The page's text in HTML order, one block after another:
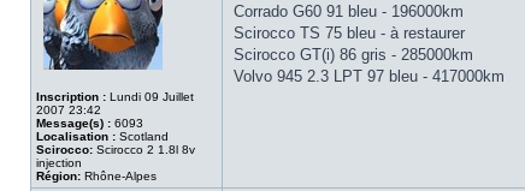
Inscription : Lundi 09 Juillet
2007 23:42
Message(s) : 6093
Localisation : Scotland
Scirocco: Scirocco 2 1.8l 8v
injection
Région: Rhône-Alpes
Corrado G60 91 bleu - 196000km
Scirocco TS 75 bleu - à restaurer
Scirocco GT(i) 86 gris - 285000km
Volvo 945 2.3 LPT 97 bleu - 417000km